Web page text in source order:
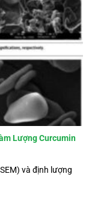
Lượng Curcumin
và định lượng